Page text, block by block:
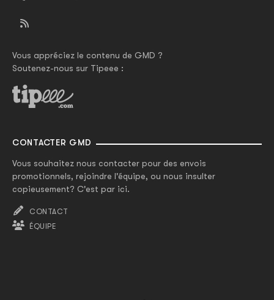
Vous appréciez le contenu de GMD ?
Soutenez-nous sur Tipeee :
CONTACTER GMD
Vous souhaitez nous contacter pour des envois
promotionnels, rejoindre l'équipe, ou nous insulter
copieusement? C'est par ici.
CONTACT
ÉQUIPE